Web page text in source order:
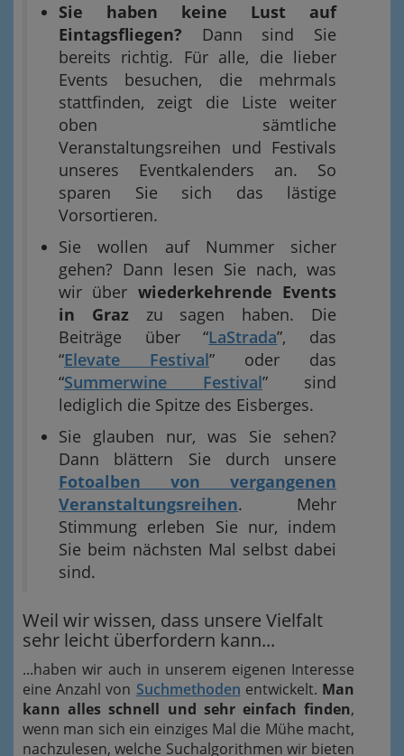
Sie haben keine Lust auf
Eintagsfliegen? Dann sind Sie
bereits richtig. Für alle, die lieber
Events besuchen, die mehrmals
stattfinden, zeigt die Liste weiter
oben sämtliche
Veranstaltungsreihen und Festivals
unseres Eventkalenders an. So
sparen Sie sich das lästige
Vorsortieren.
Sie wollen auf Nummer sicher
gehen? Dann lesen Sie nach, was
wir über wiederkehrende Events
in Grazzu sagen haben. Die
Beiträge über “LaStrada”, das
“Elevate Festival” oder das
“Summerwine Festival” sind
lediglich die Spitze des Eisberges.
Sie glauben nur, was Sie sehen?
Dann blättern Sie durch unsere
Fotoalben von vergangenen
Veranstaltungsreihen. Mehr
Stimmung erleben Sie nur, indem
Sie beim nächsten Mal selbst dabei
sind.
Weil wir wissen, dass unsere Vielfalt
sehr leicht überfordern kann...
...haben wir auch in unserem eigenen Interesse
eine Anzahl von Suchmethoden entwickelt. Man
kann alles schnell und sehr einfach finden,
wenn man sich ein einziges Mal die Mühe macht,
nachzulesen, welche Suchalgorithmen wir bieten